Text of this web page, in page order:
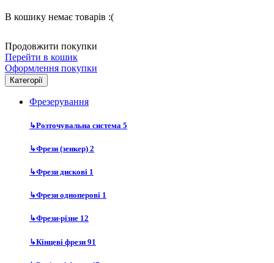
В кошику немає товарів :(
Продовжити покупки
Перейти в кошик
Оформлення покупки
Категорії
Фрезерування
↳Розточувальна система 5
↳Фрези (зенкер) 2
↳Фрези дискові 1
↳Фрези одноперові 1
↳Фрези-різне 12
↳Кінцеві фрези 91